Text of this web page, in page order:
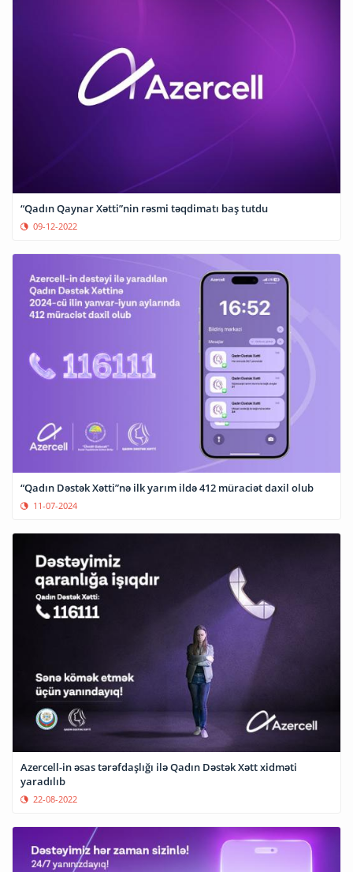
“Qadın Qaynar Xətti”nin rəsmi təqdimatı baş tutdu
09-12-2022
“Qadın Dəstək Xətti”nə ilk yarım ildə 412 müraciət daxil olub
11-07-2024
Azercell-in əsas tərəfdaşlığı ilə Qadın Dəstək Xətt xidməti
yaradılıb
22-08-2022